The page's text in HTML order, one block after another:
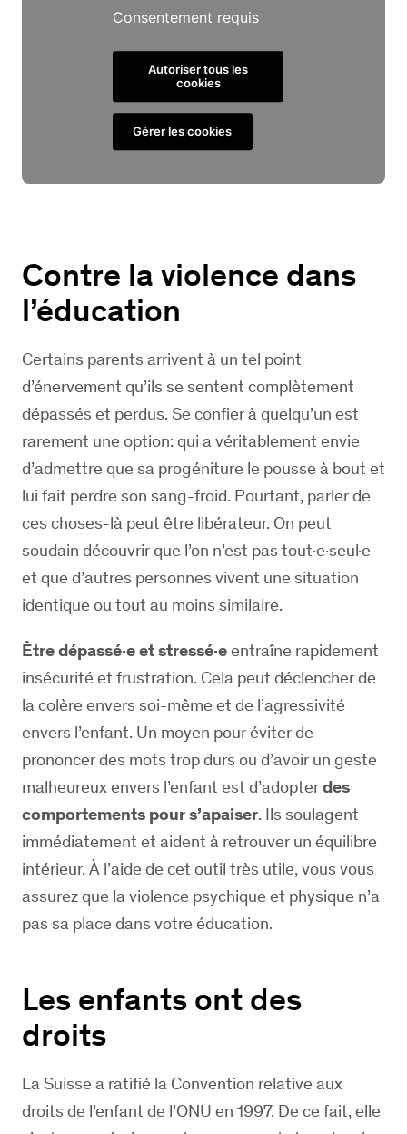
Consentement requis
Autoriser tous les
cookies
Gérer les cookies
Contre la violence dans
l’éducation
Certains parents arrivent à un tel point
d’énervement qu’ils se sentent complètement
dépassés et perdus. Se confier à quelqu’un est
rarement une option: qui a véritablement envie
d’admettre que sa progéniture le pousse à bout et
lui fait perdre son sang-froid. Pourtant, parler de
ces choses-là peut être libérateur. On peut
soudain découvrir que l’on n’est pas tout·e·seul·e
et que d’autres personnes vivent une situation
identique ou tout au moins similaire.
Être dépassé·e et stressé·eentraîne rapidement
insécurité et frustration. Cela peut déclencher de
la colère envers soi-même et de l’agressivité
envers l’enfant. Un moyen pour éviter de
prononcer des mots trop durs ou d’avoir un geste
malheureux envers l’enfant est d’adopterdes
comportements pour s’apaiser. Ils soulagent
immédiatement et aident à retrouver un équilibre
intérieur. À l’aide de cet outil très utile, vous vous
assurez que la violence psychique et physique n’a
pas sa place dans votre éducation.
Les enfants ont des
droits
La Suisse a ratifié la Convention relative aux
droits de l’enfant de l’ONU en 1997. De ce fait, elle